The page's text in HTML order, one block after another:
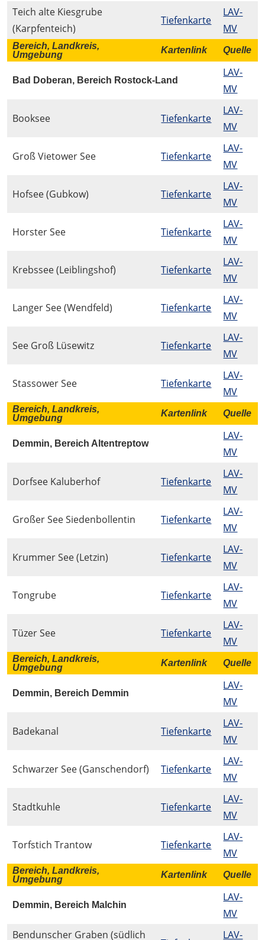
Teich alte Kiesgrube
(Karpfenteich)
Tiefenkarte
LAV-
MV
Bereich, Landkreis,
Umgebung
Kartenlink Quelle
Bad Doberan, Bereich Rostock-Land
LAV-
MV
Booksee Tiefenkarte
LAV-
MV
Groß Vietower See Tiefenkarte
LAV-
MV
Hofsee (Gubkow) Tiefenkarte
LAV-
MV
Horster See Tiefenkarte
LAV-
MV
Krebssee (Leiblingshof) Tiefenkarte
LAV-
MV
Langer See (Wendfeld) Tiefenkarte
LAV-
MV
See Groß Lüsewitz Tiefenkarte
LAV-
MV
Stassower See Tiefenkarte
LAV-
MV
Bereich, Landkreis,
Umgebung
Kartenlink Quelle
Demmin, Bereich Altentreptow
LAV-
MV
Dorfsee Kaluberhof Tiefenkarte
LAV-
MV
Großer See Siedenbollentin Tiefenkarte
LAV-
MV
Krummer See (Letzin) Tiefenkarte
LAV-
MV
Tongrube Tiefenkarte
LAV-
MV
Tüzer See Tiefenkarte
LAV-
MV
Bereich, Landkreis,
Umgebung
Kartenlink Quelle
Demmin, Bereich Demmin
LAV-
MV
Badekanal Tiefenkarte
LAV-
MV
Schwarzer See (Ganschendorf) Tiefenkarte
LAV-
MV
Stadtkuhle Tiefenkarte
LAV-
MV
Torfstich Trantow Tiefenkarte
LAV-
MV
Bereich, Landkreis,
Umgebung
Kartenlink Quelle
Demmin, Bereich Malchin
LAV-
MV
Bendunscher Graben (südlich
LAV-